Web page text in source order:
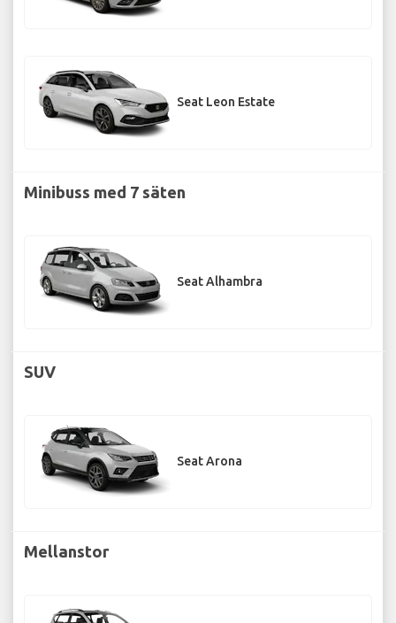
Seat Leon Estate
Minibuss med 7 säten
Seat Alhambra
SUV
Seat Arona
Mellanstor